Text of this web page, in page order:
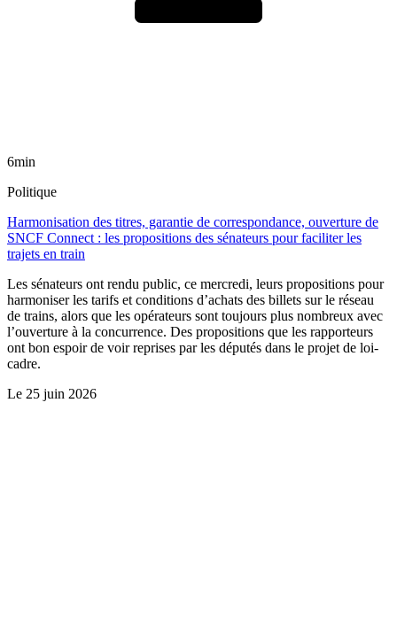
6min
Politique
Harmonisation des titres, garantie de correspondance, ouverture de
SNCF Connect : les propositions des sénateurs pour faciliter les
trajets en train
Les sénateurs ont rendu public, ce mercredi, leurs propositions pour
harmoniser les tarifs et conditions d’achats des billets sur le réseau
de trains, alors que les opérateurs sont toujours plus nombreux avec
l’ouverture à la concurrence. Des propositions que les rapporteurs
ont bon espoir de voir reprises par les députés dans le projet de loi-
cadre.
Le 25 juin 2026